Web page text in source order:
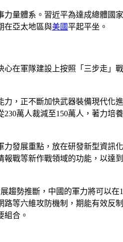
量體系。習近平為達成總體國
在亞太地區與美國平起平坐。
在軍隊建設上按照「三步走」
，正不斷加快武器裝備現代化
萬人裁減至150萬人，著力培
發展重點，放在研發新型資訊
戰等新作戰領域的功能，以達
趨勢推斷，中國的軍力將可以
等六維攻防機制，期能有效反
組合。